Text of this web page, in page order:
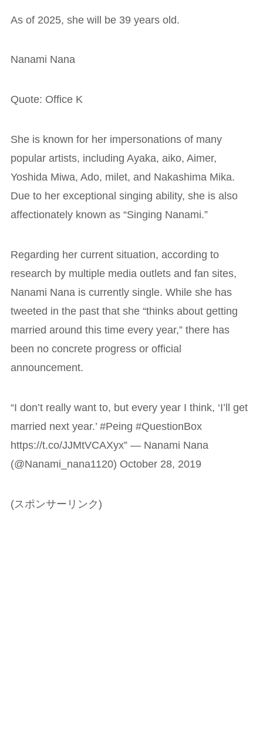
As of 2025, she will be 39 years old.
Nanami Nana
Quote: Office K
She is known for her impersonations of many
popular artists, including Ayaka, aiko, Aimer,
Yoshida Miwa, Ado, milet, and Nakashima Mika.
Due to her exceptional singing ability, she is also
affectionately known as “Singing Nanami.”
Regarding her current situation, according to
research by multiple media outlets and fan sites,
Nanami Nana is currently single. While she has
tweeted in the past that she “thinks about getting
married around this time every year,” there has
been no concrete progress or official
announcement.
“I don’t really want to, but every year I think, ‘I’ll get
married next year.’ #Peing #QuestionBox
https://t.co/JJMtVCAXyx” — Nanami Nana
(@Nanami_nana1120) October 28, 2019
(スポンサーリンク)